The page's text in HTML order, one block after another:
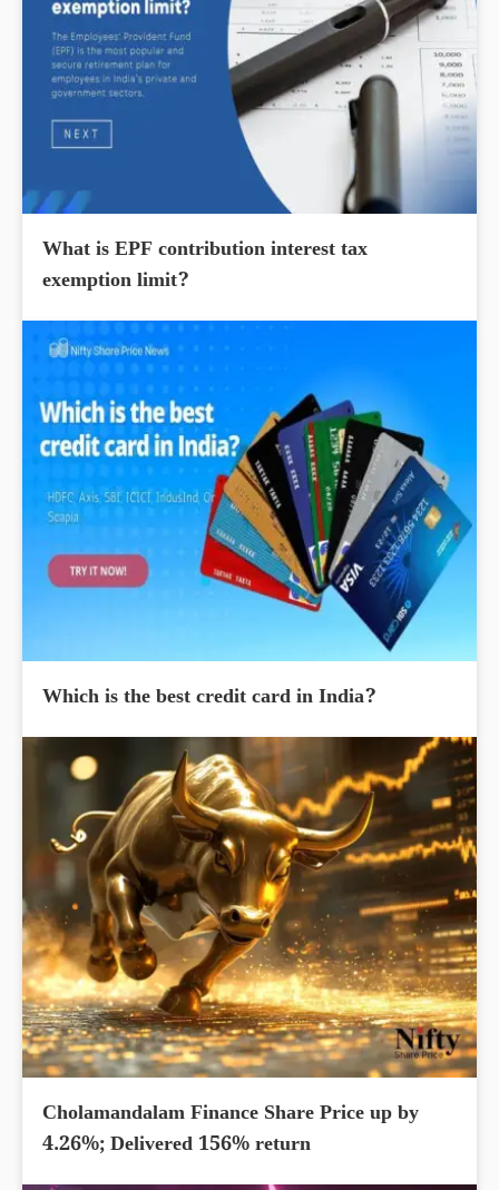
What is EPF contribution interest tax
exemption limit?
Which is the best credit card in India?
Cholamandalam Finance Share Price up by
4.26%; Delivered 156% return